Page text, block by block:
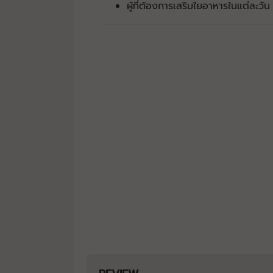
ผู้ที่ต้องการเสริมใยอาหารในแต่ละวัน